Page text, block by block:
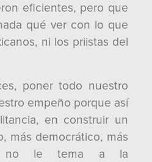
eficientes, pero que
qué ver con lo que
ni los priistas del
poner todo nuestro
empeño porque así
en construir un
más democrático, más
no le tema a la